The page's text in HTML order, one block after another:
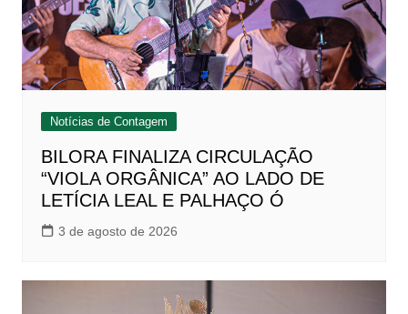
Notícias de Contagem
BILORA FINALIZA CIRCULAÇÃO
“VIOLA ORGÂNICA” AO LADO DE
LETÍCIA LEAL E PALHAÇO Ó
3 de agosto de 2026